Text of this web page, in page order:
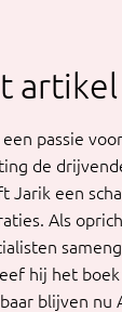
passie
de
Jarik een
Als
hij het
blijven nu